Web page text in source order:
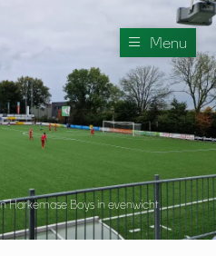
Menu
Harkemase Boys in evenwicht